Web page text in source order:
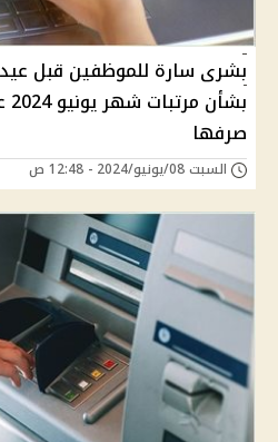
بشرى سارة للموظفين قبل
صرفها
السبت 08/يونيو/2024 - 12:48 ص